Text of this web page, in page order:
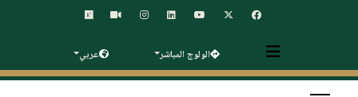
الولوج المباشر عربي